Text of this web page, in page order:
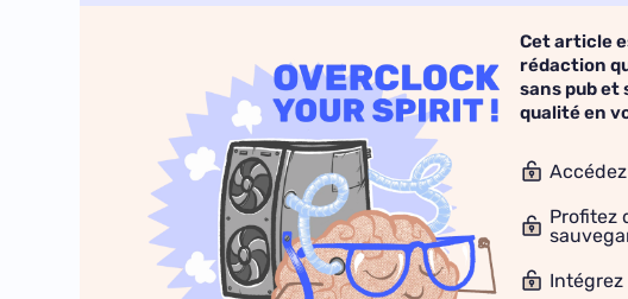
Cet article
rédaction
sans pub et
qualité en
Profitez